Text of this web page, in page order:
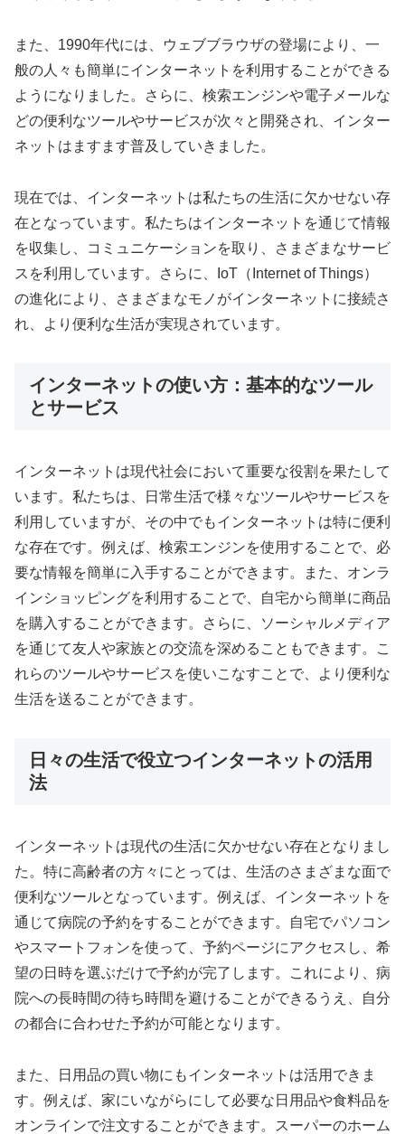
また、1990年代には、ウェブブラウザの登場により、一
般の人々も簡単にインターネットを利用することができる
ようになりました。さらに、検索エンジンや電子メールな
どの便利なツールやサービスが次々と開発され、インター
ネットはますます普及していきました。
現在では、インターネットは私たちの生活に欠かせない存
在となっています。私たちはインターネットを通じて情報
を収集し、コミュニケーションを取り、さまざまなサービ
スを利用しています。さらに、IoT（Internet of Things）
の進化により、さまざまなモノがインターネットに接続さ
れ、より便利な生活が実現されています。
インターネットの使い方：基本的なツール
とサービス
インターネットは現代社会において重要な役割を果たして
います。私たちは、日常生活で様々なツールやサービスを
利用していますが、その中でもインターネットは特に便利
な存在です。例えば、検索エンジンを使用することで、必
要な情報を簡単に入手することができます。また、オンラ
インショッピングを利用することで、自宅から簡単に商品
を購入することができます。さらに、ソーシャルメディア
を通じて友人や家族との交流を深めることもできます。こ
れらのツールやサービスを使いこなすことで、より便利な
生活を送ることができます。
日々の生活で役立つインターネットの活用
法
インターネットは現代の生活に欠かせない存在となりまし
た。特に高齢者の方々にとっては、生活のさまざまな面で
便利なツールとなっています。例えば、インターネットを
通じて病院の予約をすることができます。自宅でパソコン
やスマートフォンを使って、予約ページにアクセスし、希
望の日時を選ぶだけで予約が完了します。これにより、病
院への長時間の待ち時間を避けることができるうえ、自分
の都合に合わせた予約が可能となります。
また、日用品の買い物にもインターネットは活用できま
す。例えば、家にいながらにして必要な日用品や食料品を
オンラインで注文することができます。スーパーのホーム